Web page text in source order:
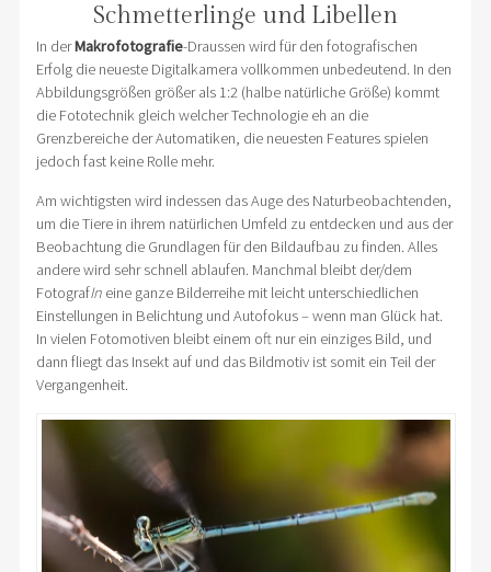
Schmetterlinge und Libellen
In derMakrofotografie-Draussen wird für den fotografischen
Erfolg die neueste Digitalkamera vollkommen unbedeutend. In den
Abbildungsgrößen größer als 1:2 (halbe natürliche Größe) kommt
die Fototechnik gleich welcher Technologie eh an die
Grenzbereiche der Automatiken, die neuesten Features spielen
jedoch fast keine Rolle mehr.
Am wichtigsten wird indessen das Auge des Naturbeobachtenden,
um die Tiere in ihrem natürlichen Umfeld zu entdecken und aus der
Beobachtung die Grundlagen für den Bildaufbau zu finden. Alles
andere wird sehr schnell ablaufen. Manchmal bleibt der/dem
FotografIneine ganze Bilderreihe mit leicht unterschiedlichen
Einstellungen in Belichtung und Autofokus – wenn man Glück hat.
In vielen Fotomotiven bleibt einem oft nur ein einziges Bild, und
dann fliegt das Insekt auf und das Bildmotiv ist somit ein Teil der
Vergangenheit.